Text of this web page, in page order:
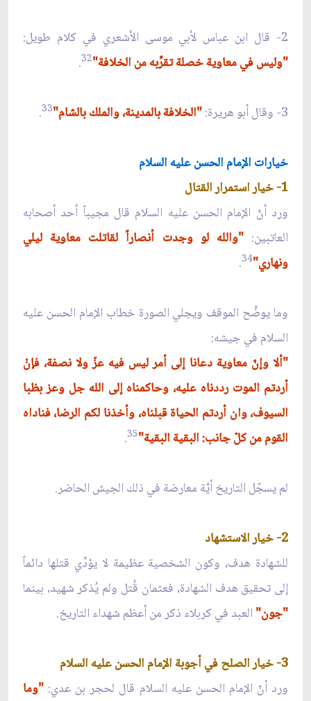
2- قال ابن عباس لأبي موسى الأشعري في كلام طويل:
"وليس في معاوية خصلة تقرِّبه من الخلافة"32
.
3- وقال أبو هريرة: "الخلافة بالمدينة، والملك بالشام"33
.
خيارات الإمام الحسن عليه السلام
1- خيار استمرار القتال
ورد أنّ الإمام الحسن عليه السلام قال مجيباً أحد أصحابه
العاتبين: "والله لو وجدت أنصاراً لقاتلت معاوية ليلي
ونهاري"34
.
وما يوضِّح الموقف ويجلي الصورة خطاب الإمام الحسن عليه
السلام في جيشه:
"ألا وإنّ معاوية دعانا إلى أمر ليس فيه عزّ ولا نصفة، فإنْ
أردتم الموت رددناه عليه، وحاكمناه إلى الله جل وعز بظبا
السيوف، وان أردتم الحياة قبلناه، وأخذنا لكم الرضا، فناداه
القوم من كلّ جانب: البقية البقية"35
.
لم يسجّل التاريخ أيَّة معارضة في ذلك الجيش الحاضر.
2- خيار الاستشهاد
للشهادة هدف، وكون الشخصية عظيمة لا يؤدِّي قتلها دائماً
إلى تحقيق هدف الشهادة، فعثمان قُتل ولم يُذكر شهيد، بينما
"جون" العبد في كربلاء ذكر من أعظم شهداء التاريخ.
3- خيار الصلح في أجوبة الإمام الحسن عليه السلام
ورد أنّ الإمام الحسن عليه السلام قال لحجر بن عدي:"وما